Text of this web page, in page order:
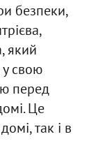
безпеки,
який
свою
перед
Це
так і в